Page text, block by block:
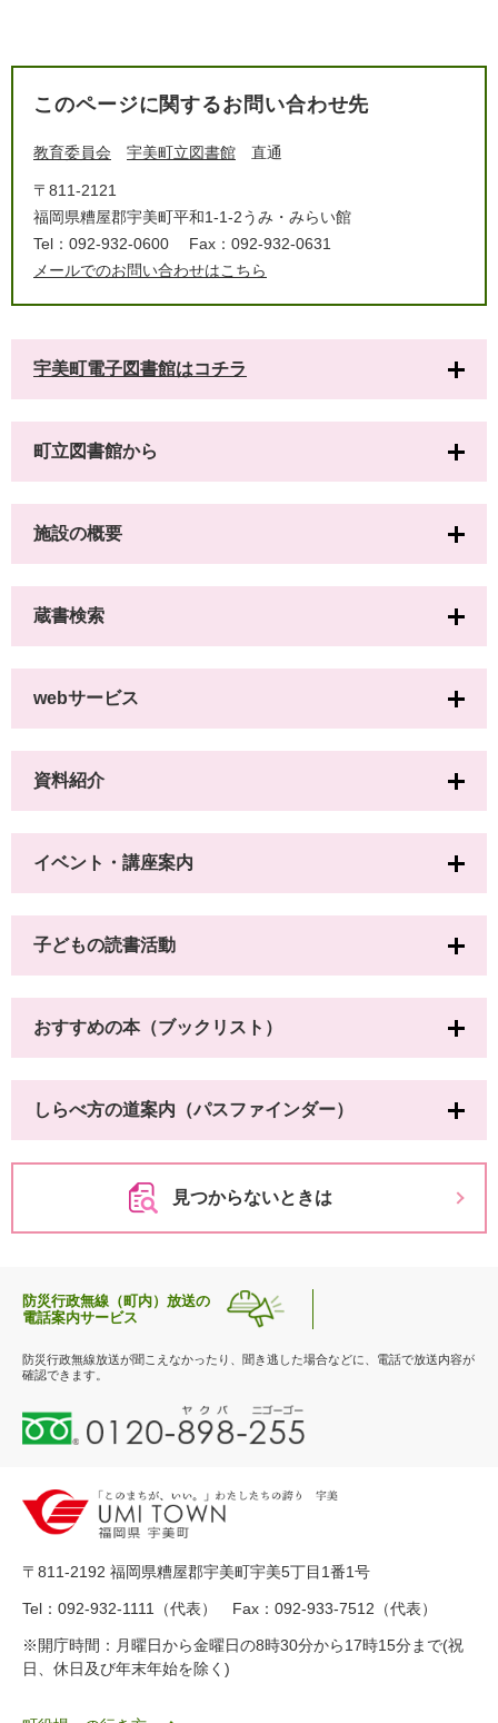
このページに関するお問い合わせ先
教育委員会 宇美町立図書館 直通
〒811-2121
福岡県糟屋郡宇美町平和1-1-2うみ・みらい館
Tel：092-932-0600
Fax：092-932-0631
メールでのお問い合わせはこちら
宇美町電子図書館はコチラ
町立図書館から
施設の概要
蔵書検索
webサービス
資料紹介
イベント・講座案内
子どもの読書活動
おすすめの本（ブックリスト）
しらべ方の道案内（パスファインダー）
見つからないときは
防災行政無線（町内）放送の
電話案内サービス
防災行政無線放送が聞こえなかったり、聞き逃した場合などに、電話で放送内容が
確認できます。
0
1
-
8
-
5
5
〒811-2192 福岡県糟屋郡宇美町宇美5丁目1番1号
Tel：092-932-1111（代表） Fax：092-933-7512（代表）
※開庁時間：月曜日から金曜日の8時30分から17時15分まで(祝
日、休日及び年末年始を除く)